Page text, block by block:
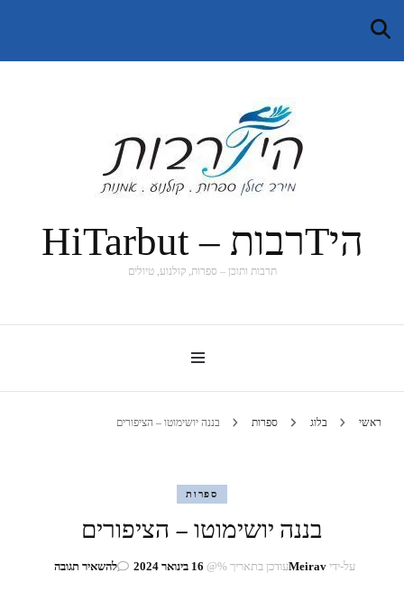
היTרבות – HiTarbut
תרבות ותוכן – ספרות, קולנוע, טיולים
ראשי בלוג ספרות בננה יושימוטו – הציפורים
ספרות
בננה יושימוטו – הציפורים
על-ידי Meiravעודכן בתאריך %@ 16 בינואר 2024 להשאיר תגובהבנושא